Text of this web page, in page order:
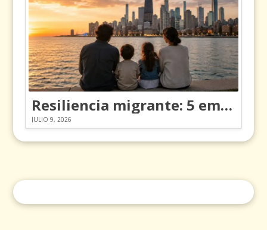
Resiliencia migrante: 5 emociones y cómo gestionarlas
JULIO 9, 2026